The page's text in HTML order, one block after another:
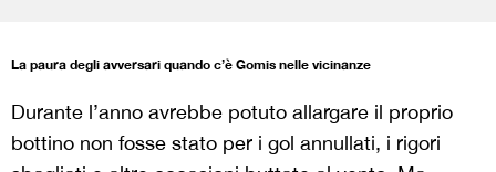
La paura degli avversari quando c’è Gomis nelle vicinanze
Durante l’anno avrebbe potuto allargare il proprio
bottino non fosse stato per i gol annullati, i rigori